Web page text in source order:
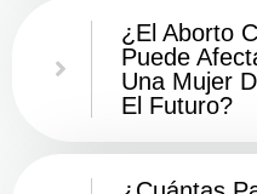
¿El Aborto
Puede
Una Mujer
El Futuro?